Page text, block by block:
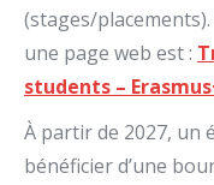
(stages/
une page web est :
students –
À partir de 2027, un
bénéficier d’une